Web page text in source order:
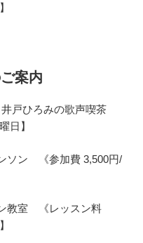
案内
戸ひろみの歌声喫茶
日】
ソン 《参加費 3,500円/
教室 《レッスン料